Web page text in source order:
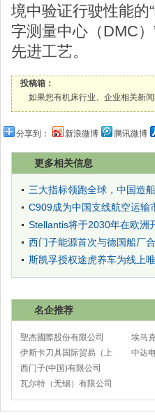
境中验证行驶性能的
字测量中心（DMC
先进工艺。
投稿箱：
如果您有机床行业、企业相关新闻
分享到： 新浪微博 腾讯微博
更多相关信息
三大指标领跑全球，中国造
C909成为中国支线航空运输
Stellantis将于2030年在欧洲
西门子能源首次与德国船厂
斯凯孚授权途虎养车为线上
名企推荐
聖杰國際股份有限公司
伊斯卡刀具国际贸易（上
海）有限公司
西门子(中国)有限公司
瓦尔特（无锡）有限公司
埃马
太仓
中达